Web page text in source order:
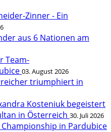
Zinner - Ein
aus 6 Nationen am
Team-
03. August 2026
triumphiert in
Kosteniuk begeistert
in Österreich 30. Juli 2026
in Pardubice